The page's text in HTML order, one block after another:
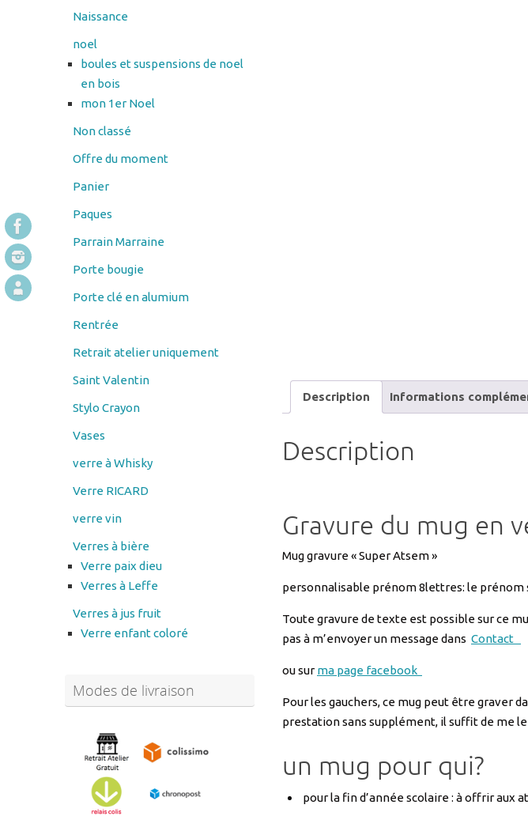
Description Informations
Description
Gravure du mug en
Mug gravure « Super Atsem »
personnalisable prénom 8lettres: le prénom
Toute gravure de texte est possible sur ce
pas à m’envoyer un message dans Contact
ou sur ma page facebook
Pour les gauchers, ce mug peut être graver
prestation sans supplément, il suffit de me
un mug pour qui?
pour la fin d’année scolaire : à offrir aux
Naissance
noel
boules et suspensions de noel
en bois
mon 1er Noel
Non classé
Offre du moment
Panier
Paques
Parrain Marraine
Porte bougie
Porte clé en alumium
Rentrée
Retrait atelier uniquement
Saint Valentin
Stylo Crayon
Vases
verre à Whisky
Verre RICARD
verre vin
Verres à bière
Verre paix dieu
Verres à Leffe
Verres à jus fruit
Verre enfant coloré
Modes de livraison